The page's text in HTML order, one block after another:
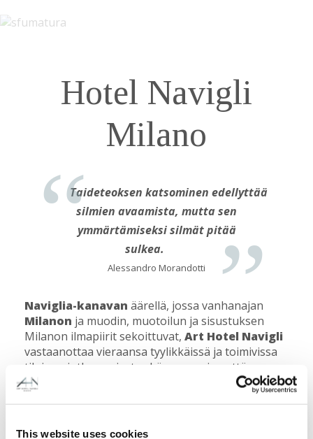
This website uses cookies
Hotel Navigli
Milano
Taideteoksen katsominen edellyttää
silmien avaamista, mutta sen
ymmärtämiseksi silmät pitää
sulkea.
Alessandro Morandotti
Naviglia-kanavan äärellä, jossa vanhanajan
Milanon ja muodin, muotoilun ja sisustuksen
Milanon ilmapiirit sekoittuvat, Art Hotel Navigli
vastaanottaa vieraansa tyylikkäissä ja toimivissa
tiloissa, jotka sopivat sekä vapaa-ajan että
liikematkailuun.
Arvokas nykytaiteen kokoelma,tilavat huoneet,
muutaman askeleen päässä